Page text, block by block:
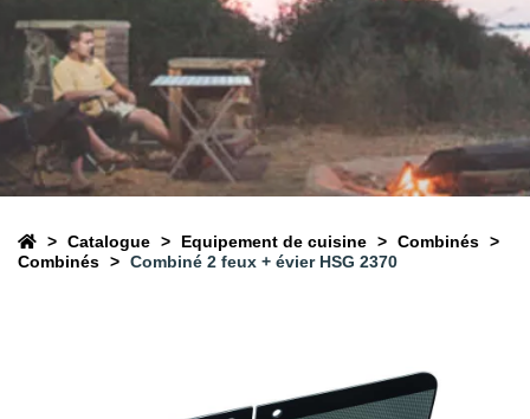
Catalogue Equipement de cuisine
Combinés
Combinés
Combiné 2 feux + évier HSG 2370